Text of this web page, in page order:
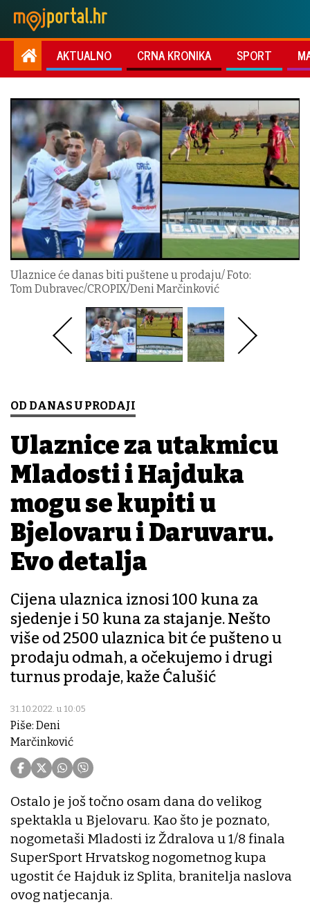
AKTUALNO CRNA KRONIKA SPORT
Ulaznice će danas biti puštene u prodaju/ Foto:
Tom Dubravec/CROPIX/Deni Marčinković
OD DANAS U PRODAJI
Ulaznice za utakmicu
Mladosti i Hajduka
mogu se kupiti u
Bjelovaru i Daruvaru.
Evo detalja
Cijena ulaznica iznosi 100 kuna za
sjedenje i 50 kuna za stajanje. Nešto
više od 2500 ulaznica bit će pušteno u
prodaju odmah, a očekujemo i drugi
turnus prodaje, kaže Ćalušić
31.10.2022. u 10:05
Piše: Deni
Marčinković
Ostalo je još točno osam dana do velikog
spektakla u Bjelovaru. Kao što je poznato,
nogometaši Mladosti iz Ždralova u 1/8 finala
SuperSport Hrvatskog nogometnog kupa
ugostit će Hajduk iz Splita, branitelja naslova
ovog natjecanja.